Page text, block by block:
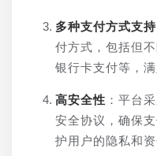
多种支付方式支持
付方式，包括但
银行卡支付等，
高安全性 ：平台
安全协议，确保
护用户的隐私和资